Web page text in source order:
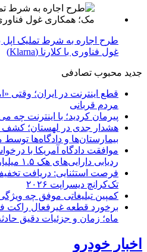
طرح اجاره به شرط تملیک اپل
غول فناوری با کلارنا (Klarna)
جدید محبوب تصادفی
قطع اینترنت در ایران؛ وقتی
مردم قربانی
پیرمان کردید؛ با اینترنت چه
هشدار جدی در لهستان؛ کشف
بیمارستان‌ها و دادگاه‌ها
موافقت دادگاه آمریکا با
ردیابی دارایی‌های هک ۱.۵ میلیارد دلاری کره شمالی
تک‌کرانچ دیسراپت ۲۰۲۶
کمپین تبلیغاتی موفق چه
ماه؛ زمان و جزئیات دقیق
اخبار خودرو